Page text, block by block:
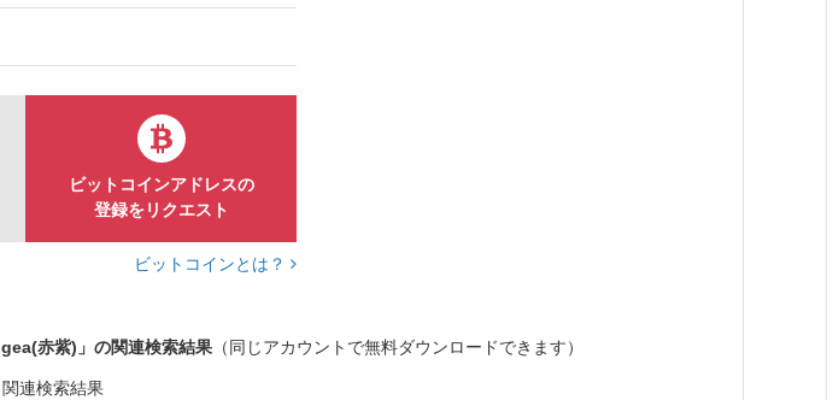
ビットコインアドレスの
登録をリクエスト
ビットコインとは？
赤紫)」の関連検索結果 （同じアカウントで無料ダウンロードできます）
連検索結果